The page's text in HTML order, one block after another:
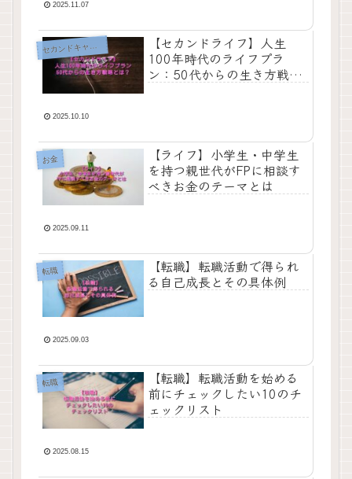
2025.11.07
セ
カンドキャリア
【セカンドライフ】人生
100年時代のライフプラ
ン：50代からの生き方戦略
2025.10.10
お金
【ライフ】小学生・中学生
を持つ親世代がFPに相談す
べきお金のテーマとは
2025.09.11
転職
【転職】転職活動で得られ
る自己成長とその具体例
2025.09.03
転職
【転職】転職活動を始める
前にチェックしたい10のチ
ェックリスト
2025.08.15